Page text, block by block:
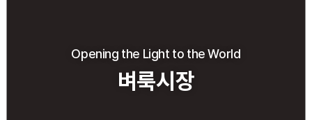
Opening the Light to the World
벼룩시장